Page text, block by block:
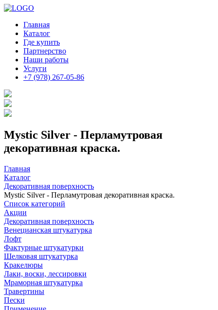
Главная
Каталог
Где купить
Партнерство
Наши работы
Услуги
+7 (978) 267-05-86
Mystic Silver - Перламутровая
декоративная краска.
Главная
Каталог
Декоративная поверхность
Mystic Silver - Перламутровая декоративная краска.
Список категорий
Акции
Декоративная поверхность
Венецианская штукатурка
Лофт
Фактурные штукатурки
Шелковая штукатурка
Кракелюры
Лаки, воски, лессировки
Мраморная штукатурка
Травертины
Пески